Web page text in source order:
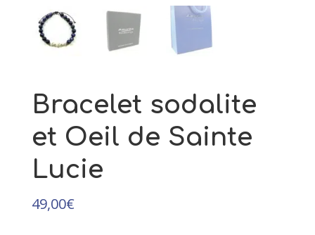
Bracelet sodalite
et Oeil de Sainte
Lucie
49,00€